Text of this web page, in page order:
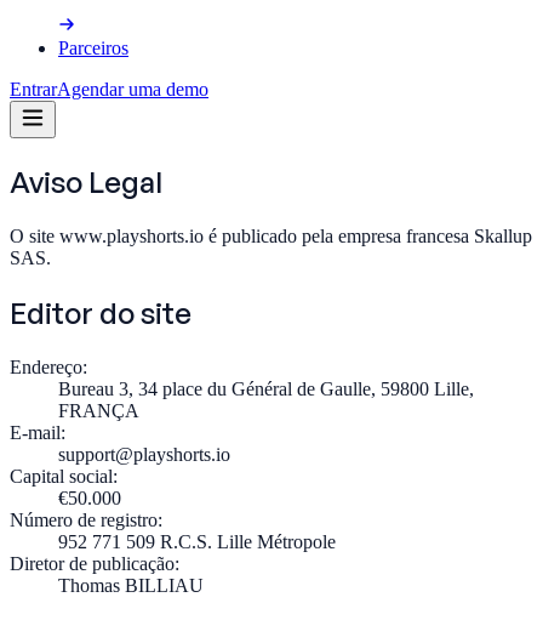
Parceiros
EntrarAgendar uma demo
Aviso Legal
O site www.playshorts.io é publicado pela empresa francesa Skallup
SAS.
Editor do site
Endereço:
Bureau 3, 34 place du Général de Gaulle, 59800 Lille,
FRANÇA
E-mail:
support@playshorts.io
Capital social:
€50.000
Número de registro:
952 771 509 R.C.S. Lille Métropole
Diretor de publicação:
Thomas BILLIAU